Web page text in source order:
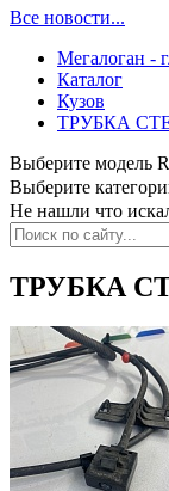
Все новости...
Мегалоган -
Каталог
Кузов
ТРУБКА
Выберите модель
Выберите
Не нашли что
ТРУБКА